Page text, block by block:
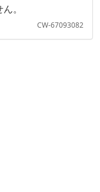
。
CW-67093082